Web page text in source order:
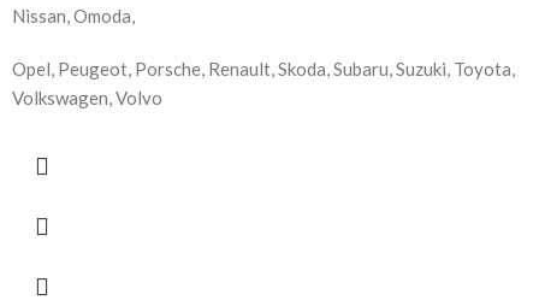
Nissan, Omoda,
Opel, Peugeot, Porsche, Renault, Skoda, Subaru, Suzuki, Toyota,
Volkswagen, Volvo